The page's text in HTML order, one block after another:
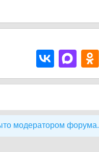
модератором форума.